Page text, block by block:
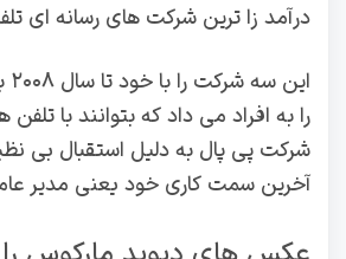
درآمد زا ترین شرکت های رسانه ای
را به افراد می داد که بتوانند با
آخرین سمت کاری خود یعنی مدیر